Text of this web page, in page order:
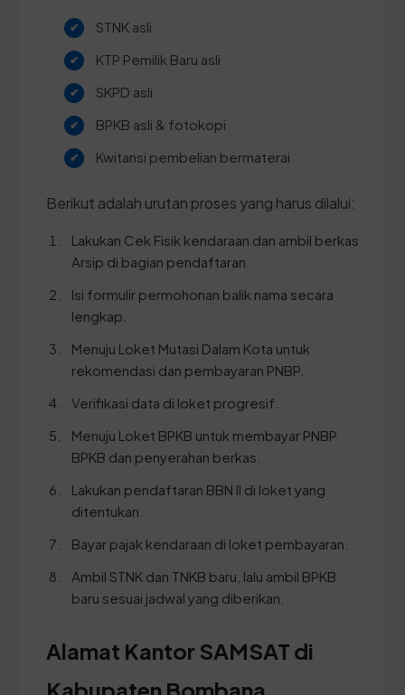
STNK asli
KTP Pemilik Baru asli
SKPD asli
BPKB asli & fotokopi
Kwitansi pembelian bermaterai
Berikut adalah urutan proses yang harus dilalui:
Lakukan Cek Fisik kendaraan dan ambil berkas
Arsip di bagian pendaftaran.
Isi formulir permohonan balik nama secara
lengkap.
Menuju Loket Mutasi Dalam Kota untuk
rekomendasi dan pembayaran PNBP.
Verifikasi data di loket progresif.
Menuju Loket BPKB untuk membayar PNBP
BPKB dan penyerahan berkas.
Lakukan pendaftaran BBN II di loket yang
ditentukan.
Bayar pajak kendaraan di loket pembayaran.
Ambil STNK dan TNKB baru, lalu ambil BPKB
baru sesuai jadwal yang diberikan.
Alamat Kantor SAMSAT di
Kabupaten Bombana